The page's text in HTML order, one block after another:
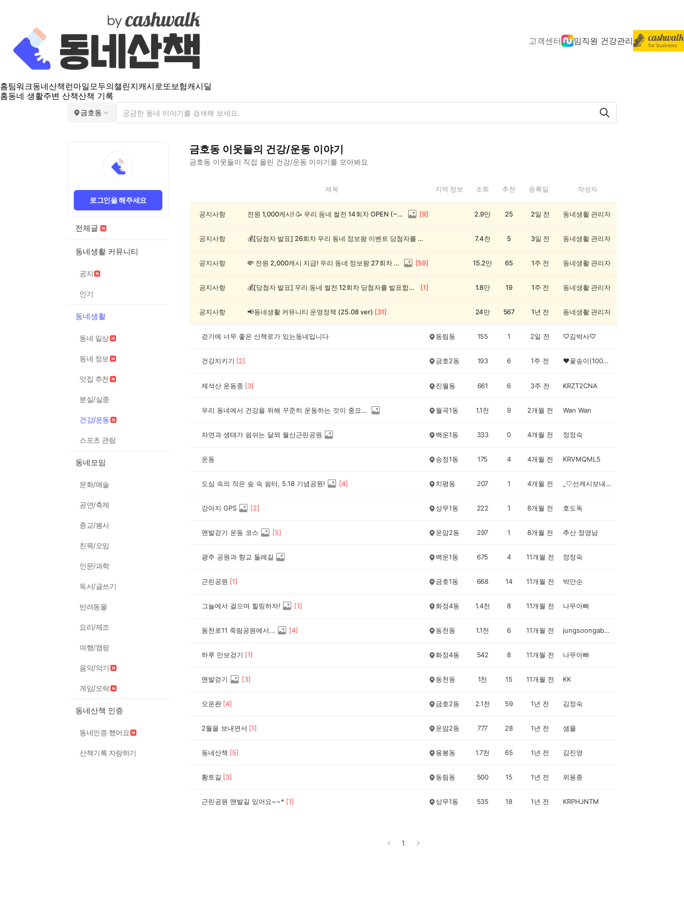
고객센터 임직원 건강관리
홈팀워크동네산책 런마일모두의챌린지캐시로또보험캐시딜
홈동네 생활주변 산책산책 기록
금호동
로그인을 해주세요
전체글
동네생활 커뮤니티
공지
인기
동네생활
동네 일상
동네 정보
맛집 추천
분실/실종
건강/운동
스포츠 관람
동네모임
문화/예술
공연/축제
종교/봉사
친목/모임
인문/과학
독서/글쓰기
반려동물
요리/제조
여행/캠핑
음악/악기
게임/오락
동네산책 인증
동네인증 했어요
산책기록 자랑하기
금호동 이웃들의 건강/운동 이야기
금호동 이웃들이 직접 올린 건강/운동 이야기를 모아봐요
동
제목 지역 정보 조회 추천 등록일 작성자
공지사항 전원 1,000캐시! 🥳 우리 동네 썰전 14회차 OPEN (~8/17) [9] 2.9만 25 2일 전 동네생활 관리자
공지사항 💰[당첨자 발표] 26회차 우리 동네 정보왕 이벤트 당첨자를 발표합니다! 7.4천 5 3일 전 동네생활 관리자
공지사항 💸 전원 2,000캐시 지급! 우리 동네 정보왕 27회차 (~8/10) [59] 15.2만 65 1주 전 동네생활 관리자
공지사항 💰[당첨자 발표] 우리 동네 썰전 12회차 당첨자를 발표합니다! [1] 1.8만 19 1주 전 동네생활 관리자
공지사항 📢동네생활 커뮤니티 운영정책 (25.08 ver) [31] 24만 567 1년 전 동네생활 관리자
걷기에 너무 좋은 산책로가 있는동네입니다 동림동 155 1 2일 전 ♡김박사♡
건강지키기 [2] 금호2동 193 6 1주 전 ❤꽃송이(100명 에티켓)
제석산 운동중 [3] 진월동 661 6 3주 전 KRZT2CNA
우리 동네에서 건강을 위해 꾸준히 운동하는 것이 중요하다고 생각합니다 월곡1동 1.1천 9 2개월 전 Wan Wan
자연과 생태가 쉼쉬는 달뫼 월산근린공원 백운1동 333 0 4개월 전 정정숙
운동 송정1동 175 4 4개월 전 KRVMQML5
도심 속의 작은 숲 속 쉼터, 5.18 기념공원! [4] 치평동 207 1 4개월 전 _🤍선캐시보내면100%맞캐시
강아지 GPS [2] 상무1동 222 1 8개월 전 호도독
맨발걷기 운동 코스 [5] 운암2동 297 1 8개월 전 추산 정영남
광주 공원과 향교 둘레길 백운1동 675 4 11개월 전 정정숙
근린공원 [1] 금호1동 668 14 11개월 전 박안순
그늘에서 걸으며 힐링하자! [1] 화정4동 1.4천 8 11개월 전 나무아빠
동천로11 죽림공원에서... [4] 동천동 1.1천 6 11개월 전 jungsoongabsonata
하루 만보걷기 [1] 화정4동 542 8 11개월 전 나무아빠
맨발걷기 [3] 동천동 1천 15 11개월 전 KK
오운완 [4] 금호2동 2.1천 59 1년 전 김정숙
2월을 보내면서 [1] 운암2동 777 28 1년 전 샘물
동네산책 [5] 용봉동 1.7천 65 1년 전 김진영
황토길 [3] 동림동 500 15 1년 전 위용종
근린공원 맨발길 있어요~~* [1] 상무1동 535 18 1년 전 KRPHJNTM
1